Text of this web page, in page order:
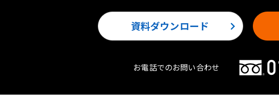
資料ダウンロード
お電話でのお問い合わせ